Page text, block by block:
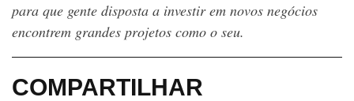
para que gente disposta a investir em novos negócios
encontrem grandes projetos como o seu.
COMPARTILHAR